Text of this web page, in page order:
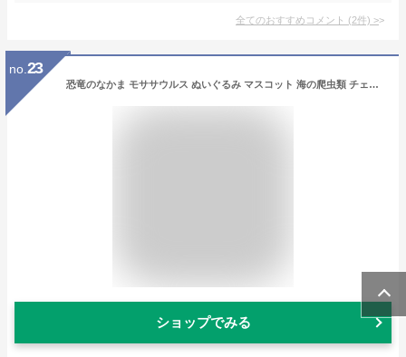
全てのおすすめコメント (2件) >
no. 23
恐竜のなかま モササウルス ぬいぐるみ マスコット 海の爬虫類 チェーン付 リアル | きょうりゅう おもちゃ 子供 誕生日プレゼント こども キッズ 3歳 4歳 5歳 6歳 7歳 8歳 小学生 男の子 女の子 大人 かわいいぬいぐるみ キーホルダー 小さい ギフト プレゼント
ショップでみる